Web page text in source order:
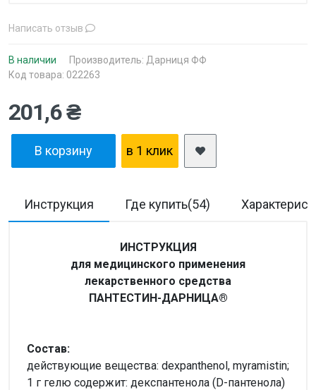
Написать отзыв
В наличии Производитель: Дарниця ФФ
Код товара: 022263
201,6 ₴
В корзину в 1 клик
Инструкция Где купить(54)
ИНСТРУКЦИЯ
для медицинского применения
лекарственного средства
ПАНТЕСТИН-ДАРНИЦА®
Состав:
действующие вещества: dexpanthenol, myramistin;
1 г гелю содержит: декспантенола (D-пантенола)